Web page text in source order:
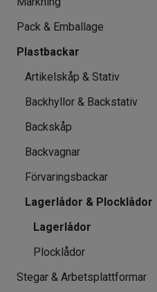
Pack & Emballage
Plastbackar
Artikelskåp & Stativ
Backhyllor & Backstativ
Backskåp
Backvagnar
Förvaringsbackar
Lagerlådor & Plocklådor
Lagerlådor
Plocklådor
Stegar & Arbetsplattformar